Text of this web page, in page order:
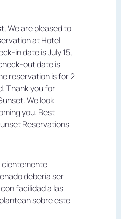
We are pleased to
at Hotel
in date is July 15,
out date is
reservation is for 2
Thank you for
We look
you. Best
Reservations
debería ser
facilidad a las
sobre este